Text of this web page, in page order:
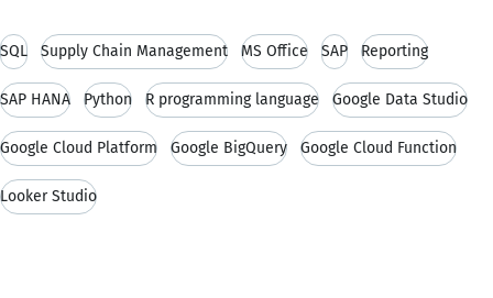
SQL Supply Chain Management MS Office SAP Reporting
SAP HANA Python R programming language Google Data Studio
Google Cloud Platform Google BigQuery Google Cloud Function
Looker Studio